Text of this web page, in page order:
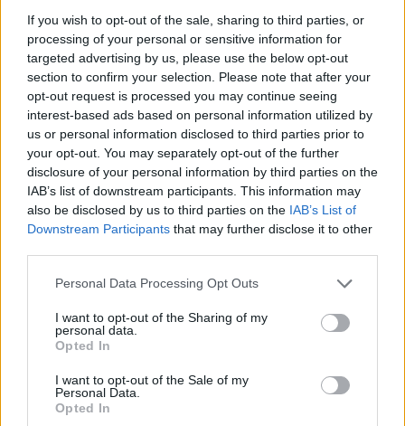
If you wish to opt-out of the sale, sharing to third parties, or
processing of your personal or sensitive information for
targeted advertising by us, please use the below opt-out
section to confirm your selection. Please note that after your
opt-out request is processed you may continue seeing
interest-based ads based on personal information utilized by
us or personal information disclosed to third parties prior to
your opt-out. You may separately opt-out of the further
disclosure of your personal information by third parties on the
IAB’s list of downstream participants. This information may
also be disclosed by us to third parties on the IAB’s List of
Downstream Participants that may further disclose it to other
Please note that this website/app uses one or more Google
not limited to your visit or usage behaviour. You may click to
grant or deny consent to Google and its third-party tags to
use your data for below specified purposes in below Google
consent section.
Personal Data Processing Opt Outs
I want to opt-out of the Sharing of my
personal data.
Opted In
I want to opt-out of the Sale of my
Personal Data.
Opted In
ΓΝΩΜΕΣ
ΠΕΝΥ ΡΟΝΤΟΓΙΑΝΝΗ
11/03/2026
Από την Περούτζια του 2000
στο σήμερα: Tο τρίτο
ευρωπαϊκό ραντεβού του
Παναθηναϊκού με την
ιστορία
08/03/2026
Α.Ο. Θήρας